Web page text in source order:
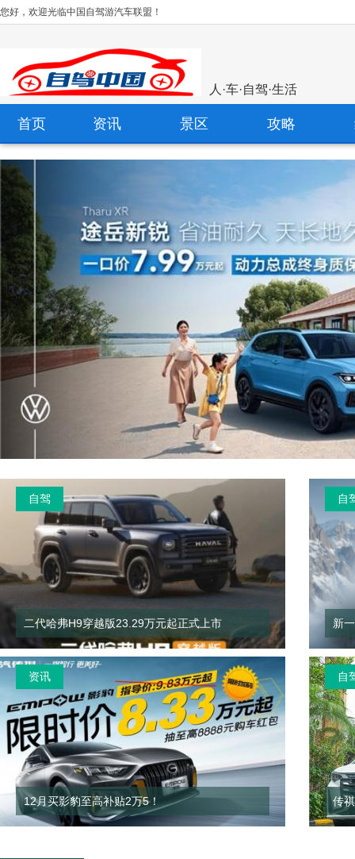
您好，欢迎光临中国自驾游汽车联盟！
人·车·自驾·生活
首页 资讯 景区 攻略
自驾
二代哈弗H9穿越版23.29万元起正式上市
自
新
资讯
12月买影豹至高补贴2万5！
自
传